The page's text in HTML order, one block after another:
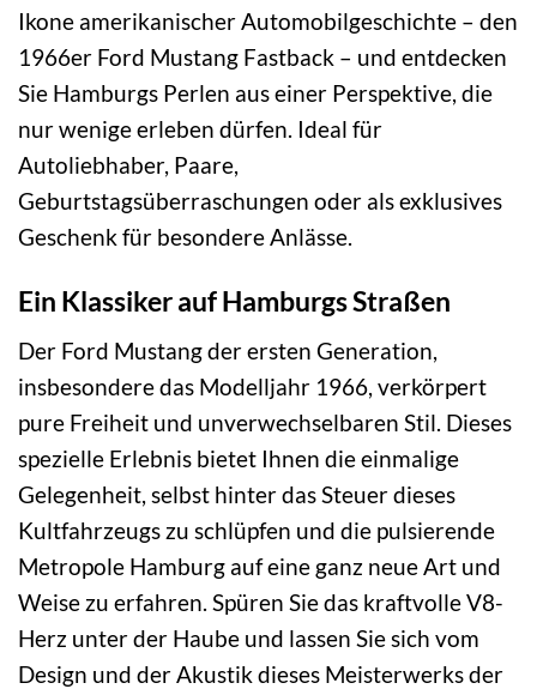
Ikone amerikanischer Automobilgeschichte – den
1966er Ford Mustang Fastback – und entdecken
Sie Hamburgs Perlen aus einer Perspektive, die
nur wenige erleben dürfen. Ideal für
Autoliebhaber, Paare,
Geburtstagsüberraschungen oder als exklusives
Geschenk für besondere Anlässe.
Ein Klassiker auf Hamburgs Straßen
Der Ford Mustang der ersten Generation,
insbesondere das Modelljahr 1966, verkörpert
pure Freiheit und unverwechselbaren Stil. Dieses
spezielle Erlebnis bietet Ihnen die einmalige
Gelegenheit, selbst hinter das Steuer dieses
Kultfahrzeugs zu schlüpfen und die pulsierende
Metropole Hamburg auf eine ganz neue Art und
Weise zu erfahren. Spüren Sie das kraftvolle V8-
Herz unter der Haube und lassen Sie sich vom
Design und der Akustik dieses Meisterwerks der